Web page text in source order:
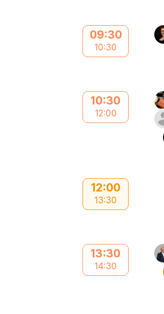
09:30
10:30
10:30
12:00
12:00
13:30
13:30
14:30